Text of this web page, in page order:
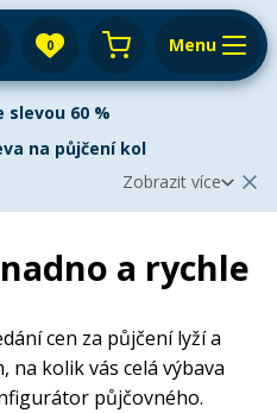
0 Menu
slevou 60 %
na půjčení kol
Zobrazit více
60 %
kanoích i dětských kolech. V
bazarovévybavení za skvělé ceny.
a rychle
cen za půjčení lyží a
kolik vás celá výbava
půjčovného.